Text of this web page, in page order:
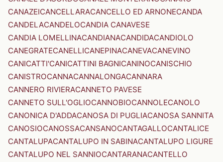
CANAZEICANCELLARACANCELLO ED ARNONECANDA
CANDELACANDELOCANDIA CANAVESE
CANDIA LOMELLINACANDIANACANDIDACANDIOLO
CANEGRATECANELLICANEPINACANEVACANEVINO
CANICATTI'CANICATTINI BAGNICANINOCANISCHIO
CANISTROCANNACANNALONGACANNARA
CANNERO RIVIERACANNETO PAVESE
CANNETO SULL'OGLIOCANNOBIOCANNOLECANOLO
CANONICA D'ADDACANOSA DI PUGLIACANOSA SANNITA
CANOSIOCANOSSACANSANOCANTAGALLOCANTALICE
CANTALUPACANTALUPO IN SABINACANTALUPO LIGURE
CANTALUPO NEL SANNIOCANTARANACANTELLO